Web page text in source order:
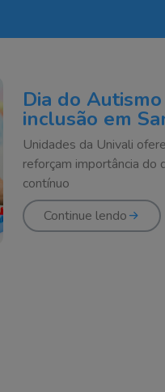
Dia do
inclusão em
Unidades da Univali
reforçam importância do
contínuo
Continue lendo